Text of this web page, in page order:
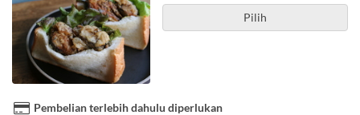
Pilih
Pembelian terlebih dahulu diperlukan